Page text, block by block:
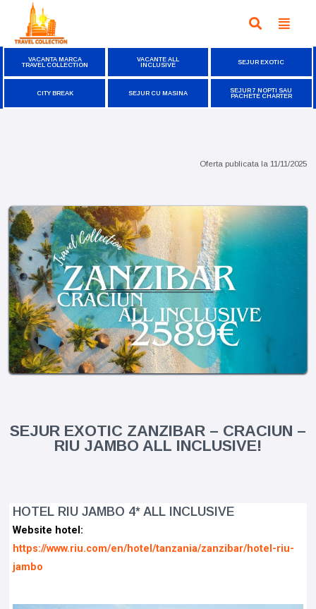
VACANTA MARCA
TRAVEL COLLECTION
VACANTE ALL
INCLUSIVE
SEJUR EXOTIC
CITY BREAK SEJUR CU MASINA
SEJUR 7 NOPTI SAU
PACHETE CHARTER
Oferta publicata la 11/11/2025
SEJUR EXOTIC ZANZIBAR – CRACIUN –
RIU JAMBO ALL INCLUSIVE!
HOTEL RIU JAMBO 4* ALL INCLUSIVE
Website hotel:
https://www.riu.com/en/hotel/tanzania/zanzibar/hotel-riu-
jambo